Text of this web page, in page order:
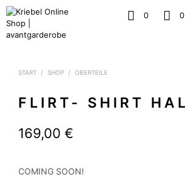
0 0
START / SHOP / OBERTEILE
FLIRT- SHIRT
169,00 €
COMING SOON!